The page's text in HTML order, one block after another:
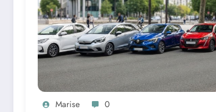
Marise 0